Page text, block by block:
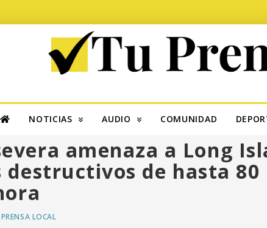
NOTICIAS AUDIO COMUNIDAD
amenaza a Long
destructivos de hasta 80
LOCAL